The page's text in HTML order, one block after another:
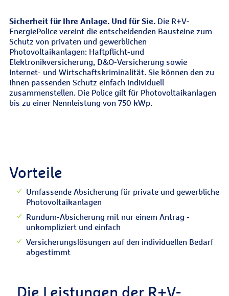
Sicherheit für Ihre Anlage. Und für Sie. Die R+V-
EnergiePolice vereint die entscheidenden Bausteine zum
Schutz von privaten und gewerblichen
Photovoltaikanlagen: Haftpflicht-und
Elektronikversicherung, D&O-Versicherung sowie
Internet- und Wirtschaftskriminalität. Sie können den zu
Ihnen passenden Schutz einfach individuell
zusammenstellen. Die Police gilt für Photovoltaikanlagen
bis zu einer Nennleistung von 750 kWp.
Vorteile
Umfassende Absicherung für private und gewerbliche
Photovoltaikanlagen
Rundum-Absicherung mit nur einem Antrag -
unkompliziert und einfach
Versicherungslösungen auf den individuellen Bedarf
abgestimmt
Die Leistungen der R+V-